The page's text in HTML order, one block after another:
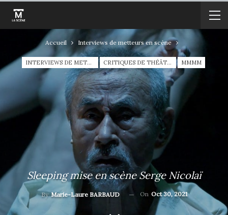
Accueil Interviews de metteurs en scène
INTERVIEWS DE METTEURS EN SCÈNE CRITIQUES DE THÉÂTRE MMMM
Sleeping mise en scène Serge Nicolaï
ByMarie-Laure BARBAUD On Oct 30, 2021